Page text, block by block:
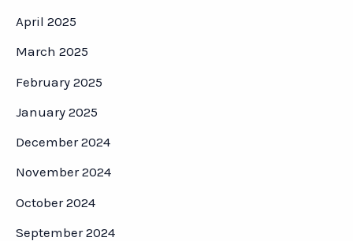
April 2025
March 2025
February 2025
January 2025
December 2024
November 2024
October 2024
September 2024